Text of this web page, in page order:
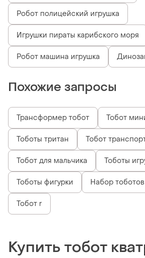
Робот полицейский игрушка
Игрушки пираты карибского моря
Робот машина игрушка
Похожие запросы
Трансформер тобот Тобот
Тоботы тритан Тобот
Тобот для мальчика Тоботы
Тоботы фигурки Набор тоботов
Тобот r
Купить тобот